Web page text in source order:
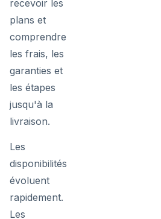
recevoir les
plans et
comprendre
les frais, les
garanties et
les étapes
jusqu'à la
livraison.
Les
disponibilités
évoluent
rapidement.
Les